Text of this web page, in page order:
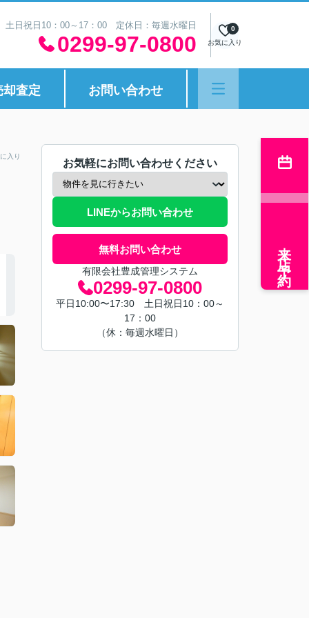
日祝日10：00～17：00 定休日：毎週水曜日
0299-97-0800 お気に入り
0
却査定 お問い合わせ
入り
お気軽にお問い合わせください
LINEからお問い合わせ
無料お問い合わせ
有限会社豊成管理システム
0299-97-0800
平日10:00〜17:30 土日祝日10：00～
17：00
（休：毎週水曜日）
来店予約